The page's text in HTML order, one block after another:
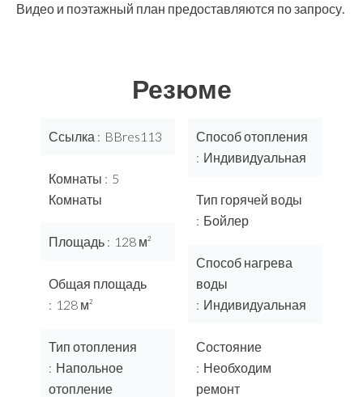
Видео и поэтажный план предоставляются по запросу.
Резюме
Ссылка BBres113
Комнаты
5
Комнаты
Площадь 128 м²
Общая площадь
128 м²
Тип отопления
Напольное
отопление
Способ отопления
Индивидуальная
Тип горячей воды
Бойлер
Способ нагрева
воды
Индивидуальная
Состояние
Необходим
ремонт